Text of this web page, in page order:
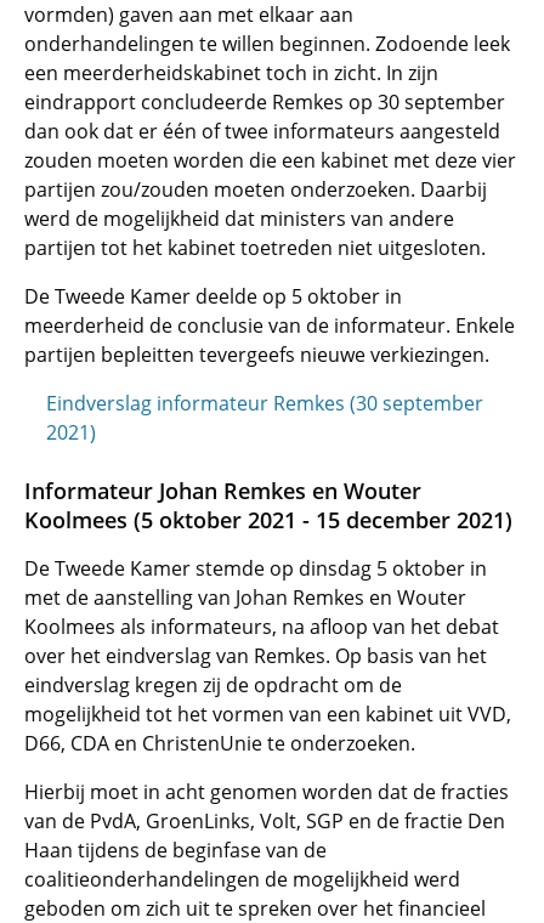
vormden) gaven aan met elkaar aan
onderhandelingen te willen beginnen. Zodoende leek
een meerderheidskabinet toch in zicht. In zijn
eindrapport concludeerde Remkes op 30 september
dan ook dat er één of twee informateurs aangesteld
zouden moeten worden die een kabinet met deze vier
partijen zou/zouden moeten onderzoeken. Daarbij
werd de mogelijkheid dat ministers van andere
partijen tot het kabinet toetreden niet uitgesloten.
De Tweede Kamer deelde op 5 oktober in
meerderheid de conclusie van de informateur. Enkele
partijen bepleitten tevergeefs nieuwe verkiezingen.
Eindverslag informateur Remkes (30 september
2021)
Informateur Johan Remkes en Wouter
Koolmees (5 oktober 2021 - 15 december 2021)
De Tweede Kamer stemde op dinsdag 5 oktober in
met de aanstelling van Johan Remkes en Wouter
Koolmees als informateurs, na afloop van het debat
over het eindverslag van Remkes. Op basis van het
eindverslag kregen zij de opdracht om de
mogelijkheid tot het vormen van een kabinet uit VVD,
D66, CDA en ChristenUnie te onderzoeken.
Hierbij moet in acht genomen worden dat de fracties
van de PvdA, GroenLinks, Volt, SGP en de fractie Den
Haan tijdens de beginfase van de
coalitieonderhandelingen de mogelijkheid werd
geboden om zich uit te spreken over het financieel